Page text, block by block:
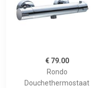
€ 79.00
Rondo
Douchethermostaat